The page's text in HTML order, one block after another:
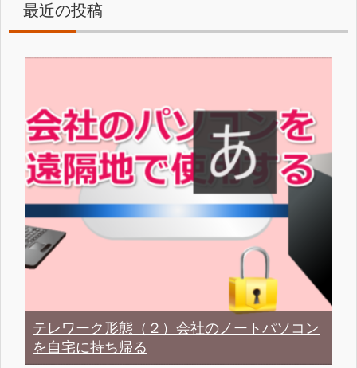
最近の投稿
テレワーク形態（２）会社のノートパソコン
を自宅に持ち帰る